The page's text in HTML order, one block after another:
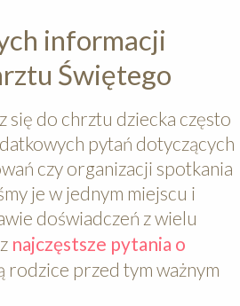
informacji
Świętego
się do chrztu dziecka często
pytań dotyczących
czy organizacji spotkania
je w jednym miejscu i
doświadczeń z wielu
najczęstsze pytania o
rodzice przed tym ważnym